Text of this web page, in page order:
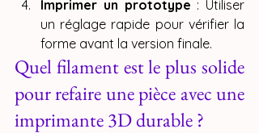
Imprimer un prototype : Utiliser
un réglage rapide pour vérifier la
forme avant la version finale.
Quel filament est le plus solide
pour refaire une pièce avec une
imprimante 3D durable ?